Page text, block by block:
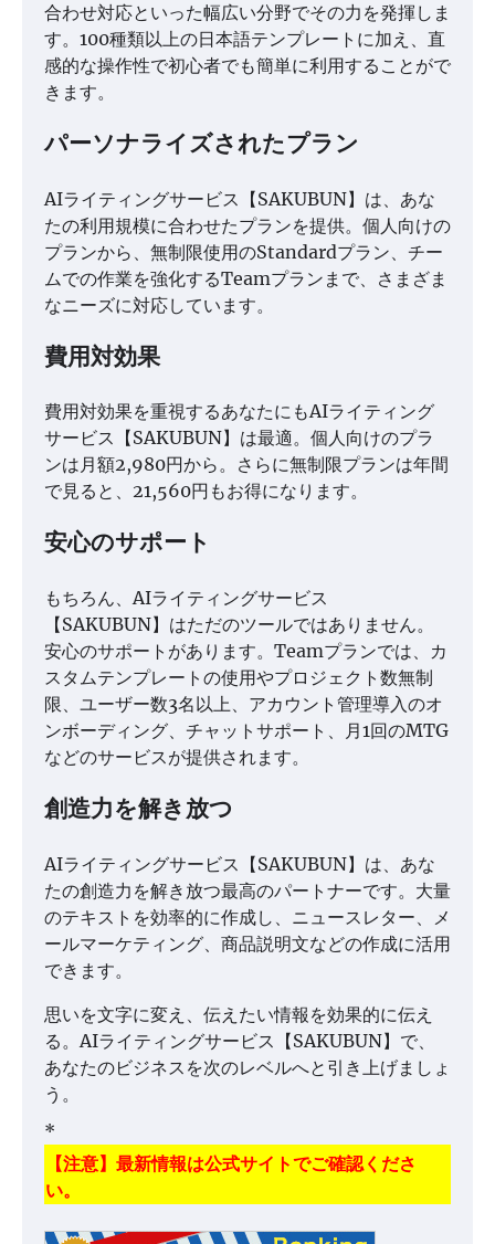
合わせ対応といった幅広い分野でその力を発揮しま
す。100種類以上の日本語テンプレートに加え、直
感的な操作性で初心者でも簡単に利用することがで
きます。
パーソナライズされたプラン
AIライティングサービス【SAKUBUN】は、あな
たの利用規模に合わせたプランを提供。個人向けの
プランから、無制限使用のStandardプラン、チー
ムでの作業を強化するTeamプランまで、さまざま
なニーズに対応しています。
費用対効果
費用対効果を重視するあなたにもAIライティング
サービス【SAKUBUN】は最適。個人向けのプラ
ンは月額2,980円から。さらに無制限プランは年間
で見ると、21,560円もお得になります。
安心のサポート
もちろん、AIライティングサービス
【SAKUBUN】はただのツールではありません。
安心のサポートがあります。Teamプランでは、カ
スタムテンプレートの使用やプロジェクト数無制
限、ユーザー数3名以上、アカウント管理導入のオ
ンボーディング、チャットサポート、月1回のMTG
などのサービスが提供されます。
創造力を解き放つ
AIライティングサービス【SAKUBUN】は、あな
たの創造力を解き放つ最高のパートナーです。大量
のテキストを効率的に作成し、ニュースレター、メ
ールマーケティング、商品説明文などの作成に活用
できます。
思いを文字に変え、伝えたい情報を効果的に伝え
る。AIライティングサービス【SAKUBUN】で、
あなたのビジネスを次のレベルへと引き上げましょ
う。
*
【注意】最新情報は公式サイトでご確認くださ
い。